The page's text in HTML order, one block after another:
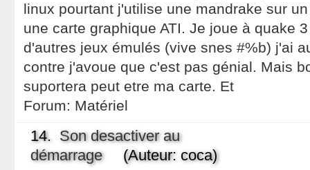
linux pourtant j'utilise une mandrake sur
une carte graphique ATI. Je joue à quake
d'autres jeux émulés (vive snes #%b) j'ai
contre j'avoue que c'est pas génial. Mais
suportera peut etre ma carte. Et
Forum: Matériel
14. Son desactiver au
démarrage(Auteur: coca)